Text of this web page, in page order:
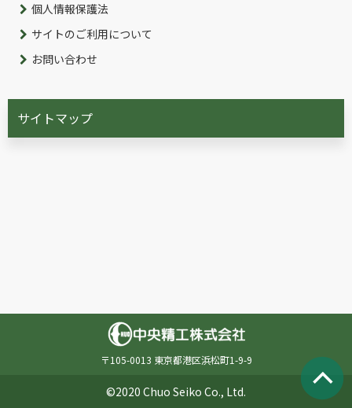
個人情報保護法
サイトのご利用について
お問い合わせ
サイトマップ
〒105-0013 東京都港区浜松町1-9-9
©2020 Chuo Seiko Co., Ltd.